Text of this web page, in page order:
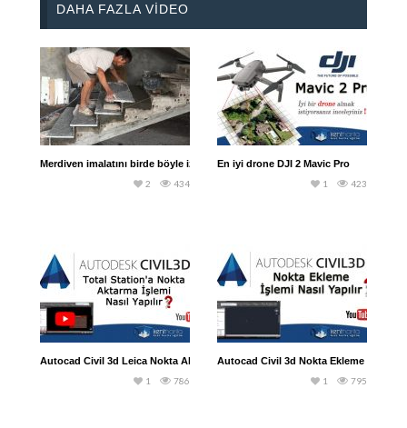
DAHA FAZLA VIDEO
Merdiven imalatını birde böyle izleyin
434
2
En iyi drone DJI 2 Mavic Pro
423
1
Autocad Civil 3d Leica Nokta Aktarma
786
1
Autocad Civil 3d Nokta Ekleme İşlemi
795
1